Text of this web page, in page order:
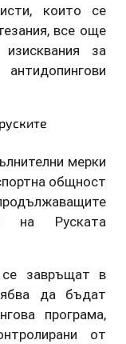
които се
все още
за
мерки
общност
на Руската
се завръщат в
да бъдат
програма,
от